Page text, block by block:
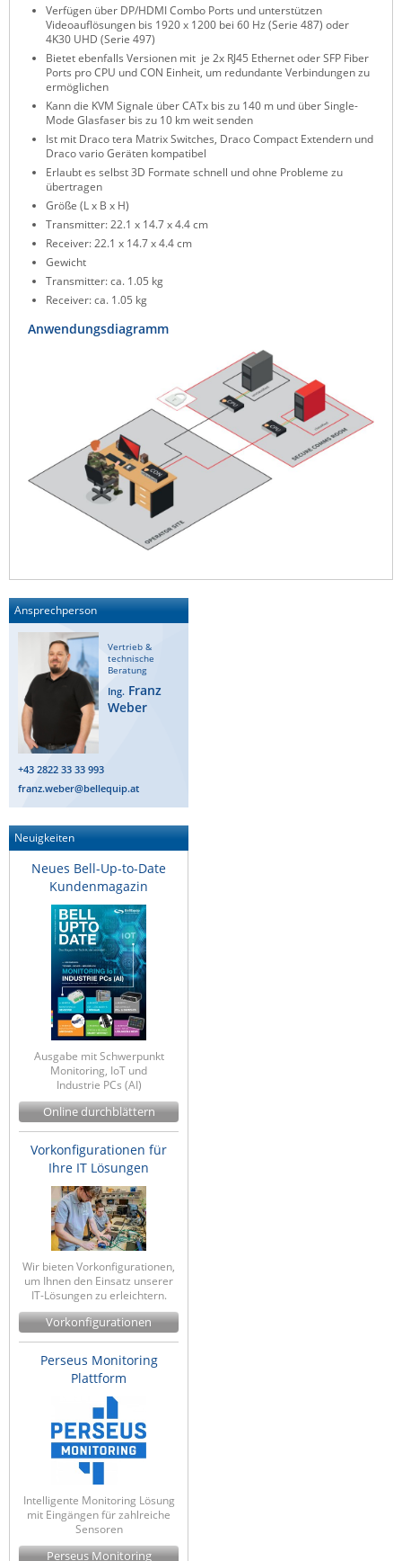
News zu unseren Herstellern
Verfügen über DP/HDMI Combo Ports und unterstützen
Videoauflösungen bis 1920 x 1200 bei 60 Hz (Serie 487) oder
4K30 UHD (Serie 497)
Bietet ebenfalls Versionen mit je 2x RJ45 Ethernet oder SFP Fiber
Ports pro CPU und CON Einheit, um redundante Verbindungen zu
ermöglichen
Kann die KVM Signale über CATx bis zu 140 m und über Single-
Mode Glasfaser bis zu 10 km weit senden
Ist mit Draco tera Matrix Switches, Draco Compact Extendern und
Draco vario Geräten kompatibel
Erlaubt es selbst 3D Formate schnell und ohne Probleme zu
übertragen
Größe (L x B x H)
Transmitter: 22.1 x 14.7 x 4.4 cm
Receiver: 22.1 x 14.7 x 4.4 cm
Gewicht
Transmitter: ca. 1.05 kg
Receiver: ca. 1.05 kg
Anwendungsdiagramm
Ansprechperson
Vertrieb &
technische
Beratung
Ing. Franz
Weber
+43 2822 33 33 993
franz.weber@bellequip.at
Neuigkeiten
Neues Bell-Up-to-Date
Kundenmagazin
Ausgabe mit Schwerpunkt
Monitoring, IoT und
Industrie PCs (AI)
Online durchblättern
Vorkonfigurationen für
Ihre IT Lösungen
Wir bieten Vorkonfigurationen,
um Ihnen den Einsatz unserer
IT-Lösungen zu erleichtern.
Vorkonfigurationen
Perseus Monitoring
Plattform
Intelligente Monitoring Lösung
mit Eingängen für zahlreiche
Sensoren
Perseus Monitoring